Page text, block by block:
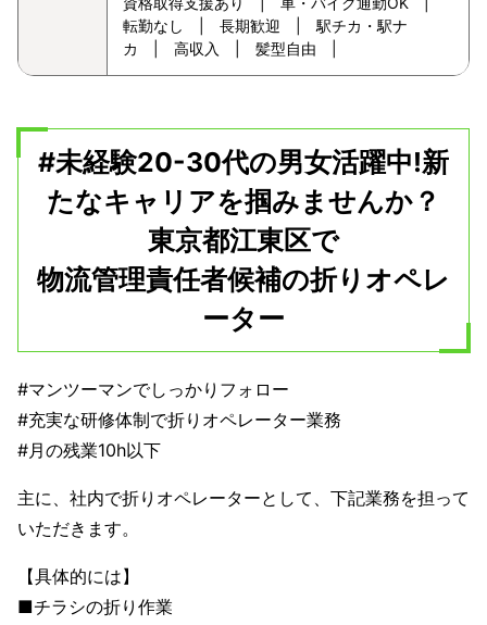
転勤なし | 長期歓迎 | 駅チカ・駅ナ
カ | 高収入 | 髪型自由 |
#未経験20-30代の男女活躍中!新
たなキャリアを掴みませんか？
東京都江東区で
物流管理責任者候補の折りオペレ
ーター
#マンツーマンでしっかりフォロー
#充実な研修体制で折りオペレーター業務
#月の残業10h以下
主に、社内で折りオペレーターとして、下記業務を担って
いただきます。
【具体的には】
■チラシの折り作業